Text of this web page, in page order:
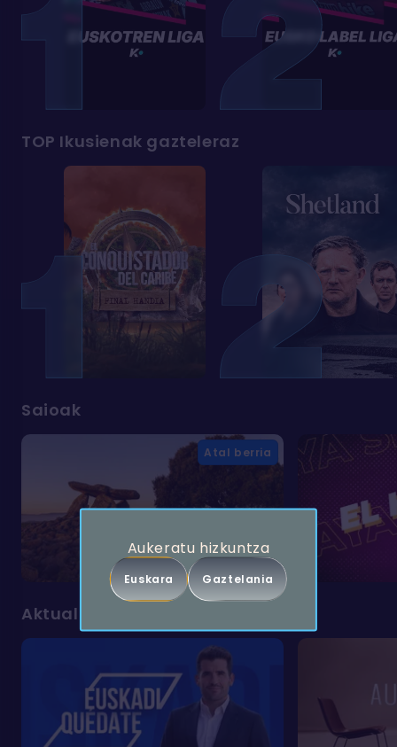
TOP Ikusienak gazteleraz
Saioak
Atal berria
Aktualitatea
Aukeratu hizkuntza
Euskara Gaztelania